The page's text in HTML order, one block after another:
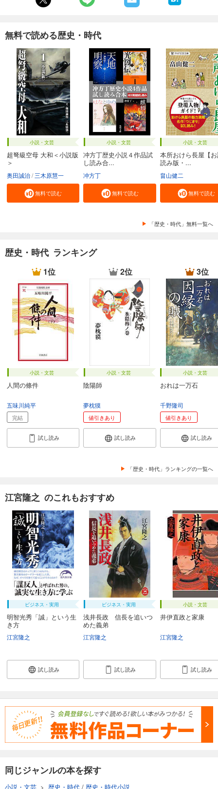
無料で読める歴史・時代
小説・文芸
超弩級空母 大和＜小説版
＞
奥田誠治 三木原慧一
無料で読む
小説・文芸
冲方丁歴史小説４作品試
し読み合...
冲方丁
無料で読む
小説・文芸
本所おけら長屋【
読み版・...
畠山健二
無料で読む
「歴史・時代」無料一覧へ
歴史・時代 ランキング
1位
小説・文芸
人間の條件
五味川純平
完結
試し読み
2位
小説・文芸
陰陽師
夢枕獏
値引きあり
試し読み
3位
小説・文芸
おれは一万石
千野隆司
値引きあり
試し読み
「歴史・時代」ランキングの一覧へ
江宮隆之 のこれもおすすめ
ビジネス・実用
明智光秀「誠」という生
き方
江宮隆之
試し読み
ビジネス・実用
浅井長政 信長を追いつ
めた義弟
江宮隆之
試し読み
小説・文芸
井伊直政と家康
江宮隆之
試し読み
同じジャンルの本を探す
小説・文芸 > 歴史・時代 / 歴史・時代小説